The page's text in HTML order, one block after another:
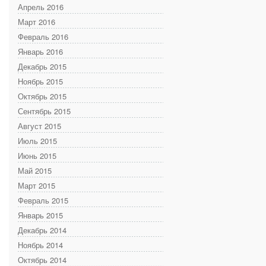
Апрель 2016
Март 2016
Февраль 2016
Январь 2016
Декабрь 2015
Ноябрь 2015
Октябрь 2015
Сентябрь 2015
Август 2015
Июль 2015
Июнь 2015
Май 2015
Март 2015
Февраль 2015
Январь 2015
Декабрь 2014
Ноябрь 2014
Октябрь 2014